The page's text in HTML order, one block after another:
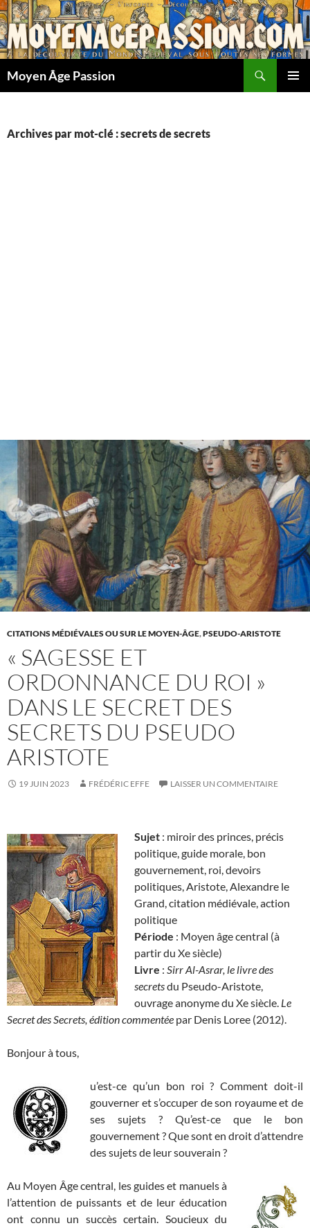
Aller
au
contenu
Moyen Âge Passion
Archives par mot-clé : secrets de secrets
CITATIONS MÉDIÉVALES OU SUR LE MOYEN-ÂGE,PSEUDO-ARISTOTE
« SAGESSE ET
ORDONNANCE DU ROI »
DANS LE SECRET DES
SECRETS DU PSEUDO
ARISTOTE
19 JUIN 2023 FRÉDÉRIC EFFE LAISSER UN COMMENTAIRE
Sujet : miroir des princes, précis
politique, guide morale, bon
gouvernement, roi, devoirs
politiques, Aristote, Alexandre le
Grand, citation médiévale, action
politique
Période : Moyen âge central (à
partir du Xe siècle)
Livre : Sirr Al-Asrar, le livre des
secretsdu Pseudo-Aristote,
ouvrage anonyme du Xe siècle. Le
Secret des Secrets, édition commentée par Denis Loree (2012).
Bonjour à tous,
u’est-ce qu’un bon roi ? Comment doit-il
gouverner et s’occuper de son royaume et de
ses sujets ? Qu’est-ce que le bon
gouvernement ? Que sont en droit d’attendre
des sujets de leur souverain ?
Au Moyen Âge central, les guides et manuels à
l’attention de puissants et de leur éducation
ont connu un succès certain. Soucieux du